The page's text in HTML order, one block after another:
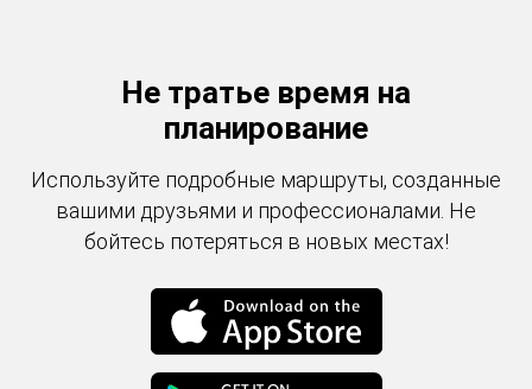
Не тратье время на
планирование
Используйте подробные маршруты, созданные
вашими друзьями и профессионалами. Не
бойтесь потеряться в новых местах!